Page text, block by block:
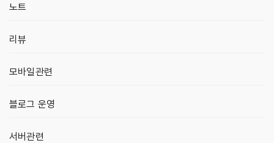
노트
리뷰
모바일관련
블로그 운영
서버관련